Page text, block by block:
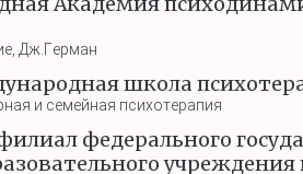
Дж.Герман
школа
и семейная психотерапия
федерального
учреждения